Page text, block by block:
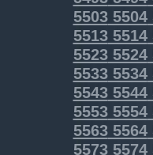
55035504
55135514
55235524
55335534
55435544
55535554
55635564
55735574